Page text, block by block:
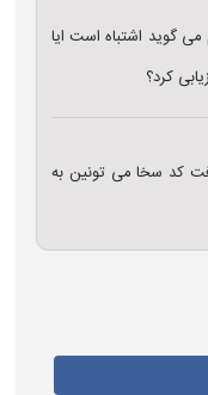
گوید اشتباه است ایا
کد سخا می تونین به